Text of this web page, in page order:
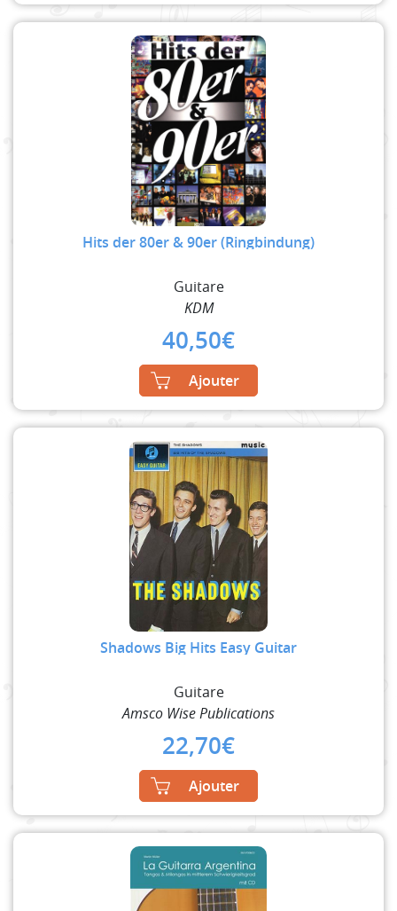
Hits der 80er & 90er (Ringbindung)
Guitare
KDM
40,50€
Ajouter
Shadows Big Hits Easy Guitar
Guitare
Amsco Wise Publications
22,70€
Ajouter